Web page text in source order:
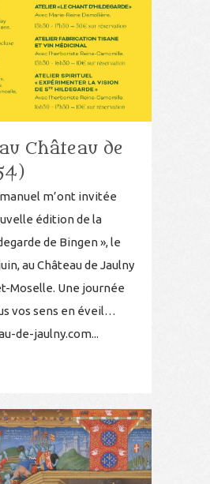
Château de
m’ont invitée
édition de la
de Bingen », le
au Château de Jaulny
Moselle. Une journée
vos sens en éveil…
de-jaulny.com...